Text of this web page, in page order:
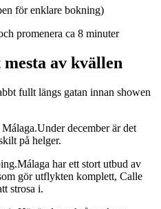
för enklare bokning)
promenera ca 8 minuter
av kvällen
fullt längs gatan innan showen
december är det
på helger.
har ett stort utbud av
gör utflykten komplett, Calle
strosa i.